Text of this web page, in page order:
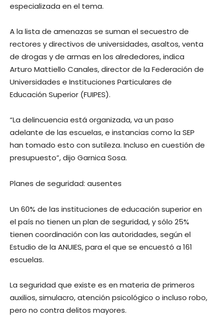
especializada en el tema.
A la lista de amenazas se suman el secuestro de
rectores y directivos de universidades, asaltos, venta
de drogas y de armas en los alrededores, indica
Arturo Mattiello Canales, director de la Federación de
Universidades e Instituciones Particulares de
Educación Superior (FUIPES).
“La delincuencia está organizada, va un paso
adelante de las escuelas, e instancias como la SEP
han tomado esto con sutileza. Incluso en cuestión de
presupuesto”, dijo Garnica Sosa.
Planes de seguridad: ausentes
Un 60% de las instituciones de educación superior en
el país no tienen un plan de seguridad, y sólo 25%
tienen coordinación con las autoridades, según el
Estudio de la ANUIES, para el que se encuestó a 161
escuelas.
La seguridad que existe es en materia de primeros
auxilios, simulacro, atención psicológico o incluso robo,
pero no contra delitos mayores.